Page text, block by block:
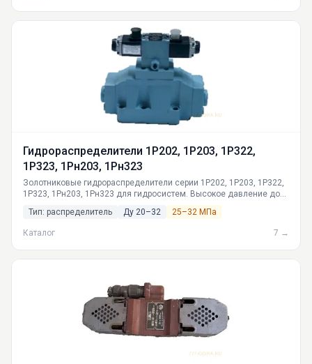
Гидрораспределители 1Р202, 1Р203, 1Р322,
1Р323, 1Рн203, 1Рн323
Золотниковые гидрораспределители серии 1Р202, 1Р203, 1Р322,
1Р323, 1Рн203, 1Рн323 для гидросистем. Высокое давление до
совместимость с российскими маслами. Доставка по России из
Екатеринбурга. Техническая поддержка.
Тип: распределитель Ду 20–32 25–32 МПа
Каталог 7 →